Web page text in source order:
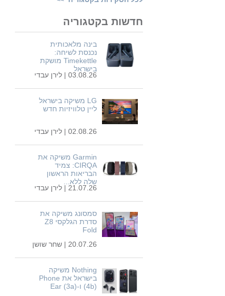
חדשות בקטגוריה
בינה מלאכותית
נכנסת לשיחה:
Timekettle מושקת
בישראל
03.08.26 | לירן עבדי
LG משיקה בישראל
ליין טלוויזיות חדש
02.08.26 | לירן עבדי
Garmin משיקה את
CIRQA: צמיד
הבריאות הראשון
שלה ללא...
21.07.26 | לירן עבדי
סמסונג משיקה את
סדרת הגלקסי Z8
Fold
20.07.26 |
שחר שושן
Nothing משיקה
בישראל את Phone
(4b) ו-Ear (3a)